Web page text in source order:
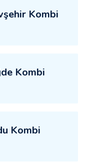
Kombi
Kombi
Kombi